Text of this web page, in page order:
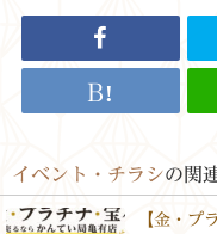
イベント・チラシの関
【金・プ